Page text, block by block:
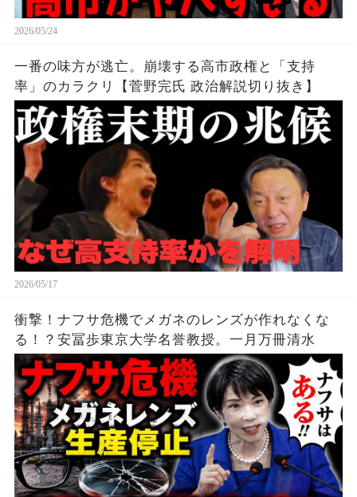
2026/05/24
一番の味方が逃亡。崩壊する高市政権と「支持
率」のカラクリ【菅野完氏 政治解説切り抜き】
2026/05/17
衝撃！ナフサ危機でメガネのレンズが作れなくな
る！？安冨歩東京大学名誉教授。一月万冊清水